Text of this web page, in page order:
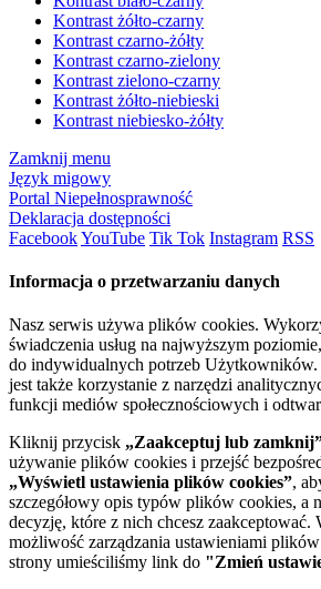
Kontrast żółto-czarny
Kontrast czarno-żółty
Kontrast czarno-zielony
Kontrast zielono-czarny
Kontrast żółto-niebieski
Kontrast niebiesko-żółty
Zamknij menu
Język migowy
Portal Niepełnosprawność
Deklaracja dostępności
FacebookYouTube Tik Tok Instagram RSS
Informacja o przetwarzaniu danych
Nasz serwis używa plików cookies.
świadczenia usług na najwyższym
do indywidualnych potrzeb
jest także korzystanie z narzędzi
funkcji mediów społecznościowych i
Kliknij przycisk „Zaakceptuj lub
używanie plików cookies i przejść
„Wyświetl ustawienia plików cookies”,
szczegółowy opis typów plików cookies, a
decyzję, które z nich chcesz
możliwość zarządzania ustawieniami
strony umieściliśmy link do "Zmień